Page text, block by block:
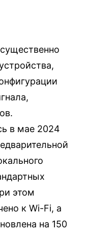
в мае 2024
этом
к Wi-Fi, а
​​на 150